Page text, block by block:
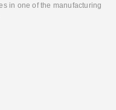
in one of the manufacturing